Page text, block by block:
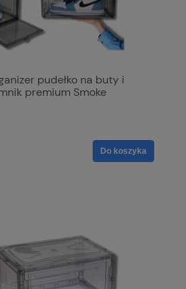
pudełko na buty i
premium Smoke
Do koszyka